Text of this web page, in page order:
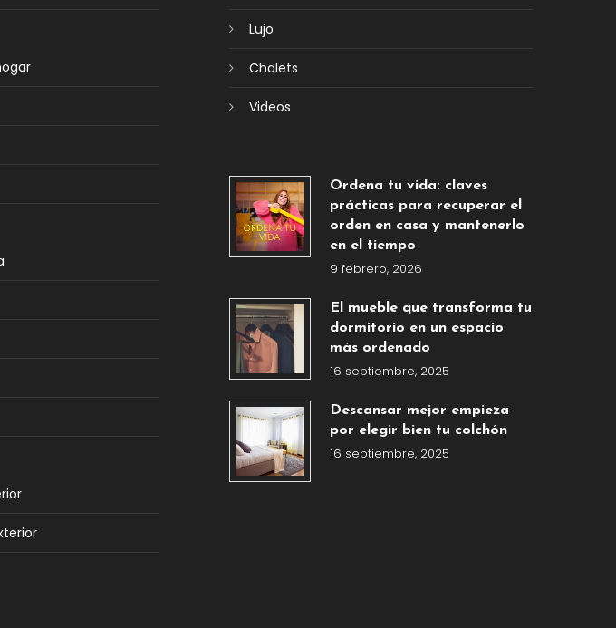
Lujo
Chalets
Videos
Ordena tu vida: claves
prácticas para recuperar el
orden en casa y mantenerlo
en el tiempo
9 febrero, 2026
El mueble que transforma tu
dormitorio en un espacio
más ordenado
16 septiembre, 2025
Descansar mejor empieza
por elegir bien tu colchón
16 septiembre, 2025